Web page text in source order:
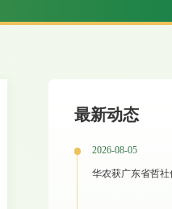
最新动态
2026-08-05